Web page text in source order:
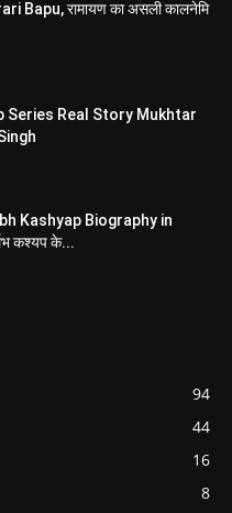
Bapu, रामायण का असली कालनेमि
Series Real Story Mukhtar
Kashyap Biography in
कश्यप के...
94
44
16
8